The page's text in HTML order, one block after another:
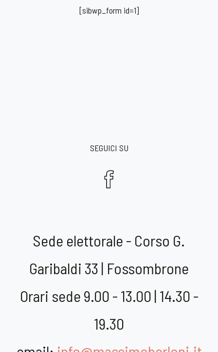
[sibwp_form id=1]
SEGUICI SU
Sede elettorale - Corso G.
Garibaldi 33 | Fossombrone
Orari sede 9.00 - 13.00 | 14.30 -
19.30